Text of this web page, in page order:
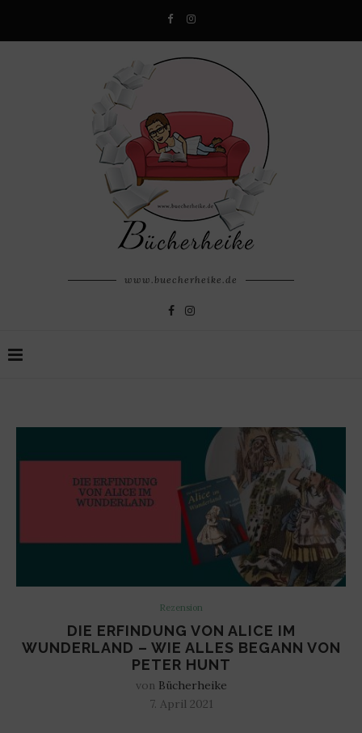
www.buecherheike.de
Rezension
DIE ERFINDUNG VON ALICE IM
WUNDERLAND – WIE ALLES BEGANN VON
PETER HUNT
von Bücherheike
7. April 2021